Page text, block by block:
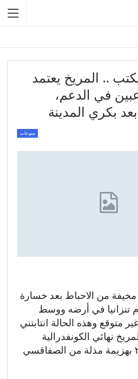
.. المريخ يعتمد
في الدعم،
بكري المدينة
منوعات
من الاحباط بعد خسارة
تنزانيا في أرضه ووسط
متوقع وهذه الحالة انتابتني
نهائي الكونفدرالية
بملعبه عام ٢٠٠٧ بهزيمة مذلة من الصفاقسي